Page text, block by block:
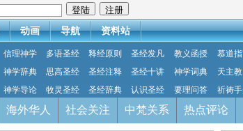
动画 导航 资料站
信理神学 多语圣经 释经原则 圣经发凡 教义函授 慕道
神学辞典 思高圣经 圣经注释 圣经十讲 神学词典 天主教
神学导论 牧灵圣经 圣经辞典 认识圣经 要理问答 祈祷
海外华人 社会关注 中梵关系 热点评论